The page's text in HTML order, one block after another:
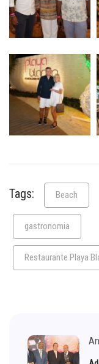
Tags: Beach
gastronomia
Restaurante Playa